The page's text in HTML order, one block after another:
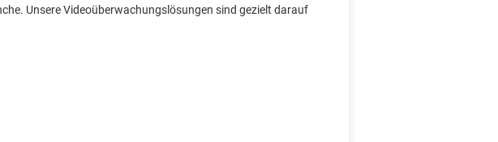
Unsere Videoüberwachungslösungen sind gezielt darauf